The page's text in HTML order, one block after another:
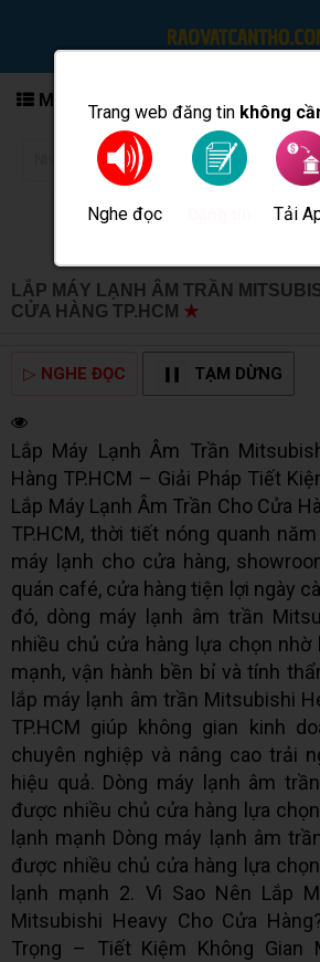
Trang web đăng tin không
Nghe đọc Tải
MENU
LẮP MÁY LẠNH ÂM TRẦN
CỬA HÀNG TP.HCM ★
▷ NGHE ĐỌC TẠM DỪNG
Lắp Máy Lạnh Âm Trần
Hàng TP.HCM – Giải Pháp Tiết
Lắp Máy Lạnh Âm Trần Cho Cửa
TP.HCM, thời tiết nóng quanh
máy lạnh cho cửa hàng,
quán café, cửa hàng tiện lợi ngày
đó, dòng máy lạnh âm trần
nhiều chủ cửa hàng lựa chọn nhờ
mạnh, vận hành bền bỉ và tính
lắp máy lạnh âm trần Mitsubishi
TP.HCM giúp không gian kinh
chuyên nghiệp và nâng cao trải
hiệu quả. Dòng máy lạnh âm
được nhiều chủ cửa hàng lựa
lạnh mạnh Dòng máy lạnh âm
được nhiều chủ cửa hàng lựa
lạnh mạnh 2. Vì Sao Nên Lắp
Mitsubishi Heavy Cho Cửa
Trọng – Tiết Kiệm Không Gian